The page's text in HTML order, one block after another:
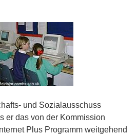
und Sozialausschuss
er das von der Kommission
Plus Programm weitgehend